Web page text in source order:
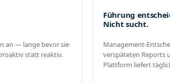
an — lange bevor sie
statt reaktiv.
Führung
Nicht sucht.
Management-
verspäteten Reports
Plattform liefert